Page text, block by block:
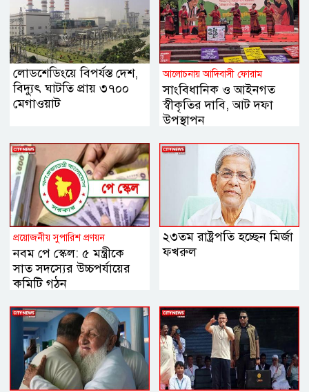
লোডশেডিংয়ে বিপর্যস্ত দেশ,
বিদ্যুৎ ঘাটতি প্রায় ৩৭০০
মেগাওয়াট
আলোচনায় আদিবাসী ফোরাম
সাংবিধানিক ও আইনগত
স্বীকৃতির দাবি, আট দফা
উপস্থাপন
প্রয়োজনীয় সুপারিশ প্রণয়ন
নবম পে স্কেল: ৫ মন্ত্রীকে
সাত সদস্যের উচ্চপর্যায়ের
কমিটি গঠন
২৩তম রাষ্ট্রপতি হচ্ছেন মির্জা
ফখরুল